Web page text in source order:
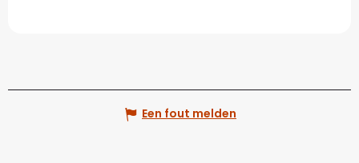
Een fout melden